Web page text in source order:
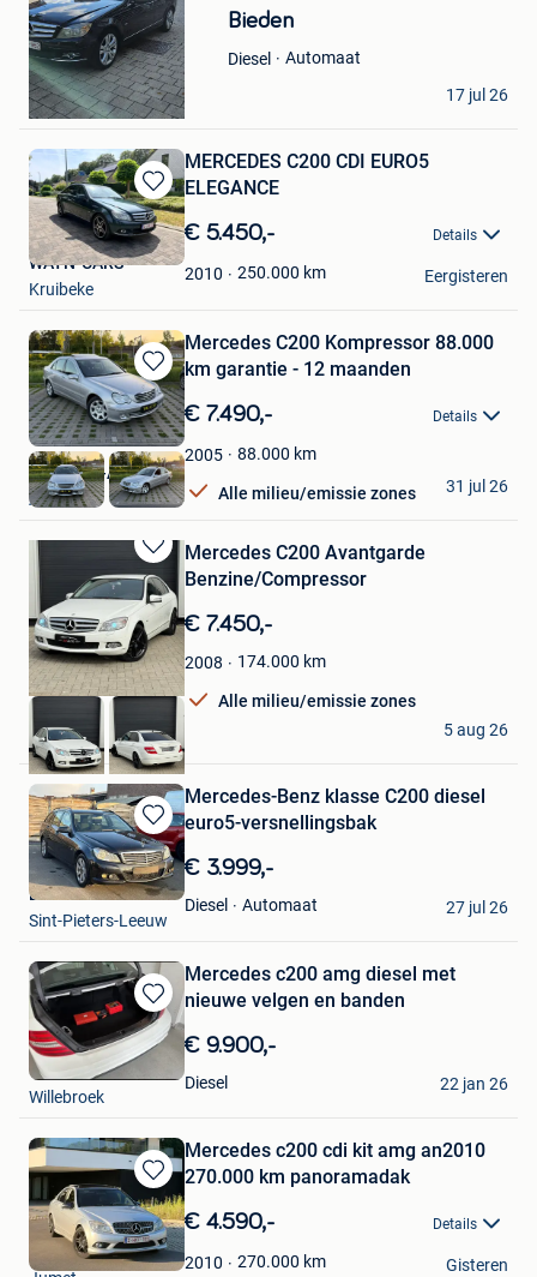
Bieden
Diesel
Automaat
Fouad
Antwerpen
17 jul 26
Bewaren
in
Mijn
Favorieten
MERCEDES C200 CDI EURO5
ELEGANCE
€ 5.450,- Details
2010 250.000 km
WAYN-CARS
Kruibeke
Eergisteren
Bewaren
in
Mijn
Favorieten
Mercedes C200 Kompressor 88.000
km garantie - 12 maanden
€ 7.490,- Details
2005 88.000 km
Alle milieu/emissie zones
OK-AUTO-ASSE
Asse
31 jul 26
Bewaren
Mijn
Favorieten
Mercedes C200 Avantgarde
Benzine/Compressor
€ 7.450,-
2008 174.000 km
Alle milieu/emissie zones
RM AUTO
Haacht
5 aug 26
Bewaren
in
Mijn
Favorieten
Mercedes-Benz klasse C200 diesel
euro5-versnellingsbak
€ 3.999,-
Diesel Automaat
Baracars
Sint-Pieters-Leeuw
27 jul 26
Bewaren
in
Mijn
Favorieten
Mercedes c200 amg diesel met
nieuwe velgen en banden
€ 9.900,-
Diesel
Yener İsik
Willebroek
22 jan 26
Bewaren
in
Mijn
Favorieten
Mercedes c200 cdi kit amg an2010
270.000 km panoramadak
€ 4.590,- Details
2010 270.000 km Gisteren